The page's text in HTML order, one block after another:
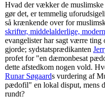
Hvad der vækker de
gør det, er temmelig
så krænkende over for
skrifter, middelalderlige,
evangelister har sagt værre
gjorde; sydstatsprædikanten
profet for "en dæmonbesat
dette afstedkom nogen vold.
Runar Søgaards vurdering af
pædofil" en lokal disput, mens
rundt?